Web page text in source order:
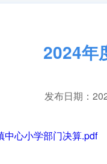
2024年
发布日期：
心小学部门决算.pdf